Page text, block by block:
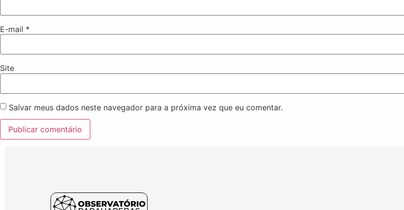
E-mail *
Site
Salvar meus dados neste navegador para a próxima vez que eu comentar.